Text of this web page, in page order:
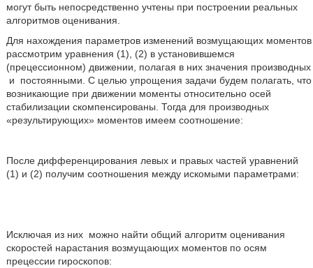
могут быть непосредственно учтены при построении реальных
алгоритмов оценивания.
Для нахождения параметров изменений возмущающих моментов
рассмотрим уравнения (1), (2) в установившемся
(прецессионном) движении, полагая в них значения производных
и
постоянными. С целью упрощения задачи будем полагать, что
возникающие при движении моменты относительно осей
стабилизации скомпенсированы. Тогда для производных
«результирующих» моментов имеем соотношение:
После дифференцирования левых и правых частей уравнений
(1) и (2) получим соотношения между искомыми параметрами:
Исключая из них можно найти общий алгоритм оценивания
скоростей нарастания возмущающих моментов по осям
прецессии гироскопов: